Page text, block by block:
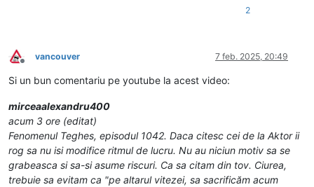
2
Deconectat
vancouver 7 feb. 2025, 20:49
Si un bun comentariu pe youtube la acest video:
mirceaalexandru400
acum 3 ore (editat)
Fenomenul Teghes, episodul 1042. Daca citesc cei de la Aktor ii
rog sa nu isi modifice ritmul de lucru. Nu au niciun motiv sa se
grabeasca si sa-si asume riscuri. Ca sa citam din tov. Ciurea,
trebuie sa evitam ca "pe altarul vitezei, sa sacrificăm acum